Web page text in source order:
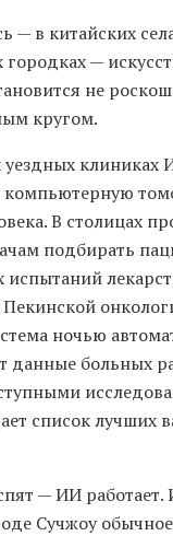
— в китайских
городках —
не
кругом.
уездных клиниках
компьютерную
В столицах
подбирать
испытаний
ночью
данные больных
список лучших
— ИИ работает.
Сучжоу обычное